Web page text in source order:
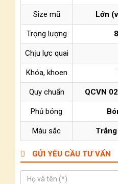
Size mũ Lớn
Trọng lượng
Chịu lực quai
Khóa, khoen
Quy chuẩn QCVN
Phủ bóng
Màu sắc
GỬI YÊU CẦU TƯ VẤN